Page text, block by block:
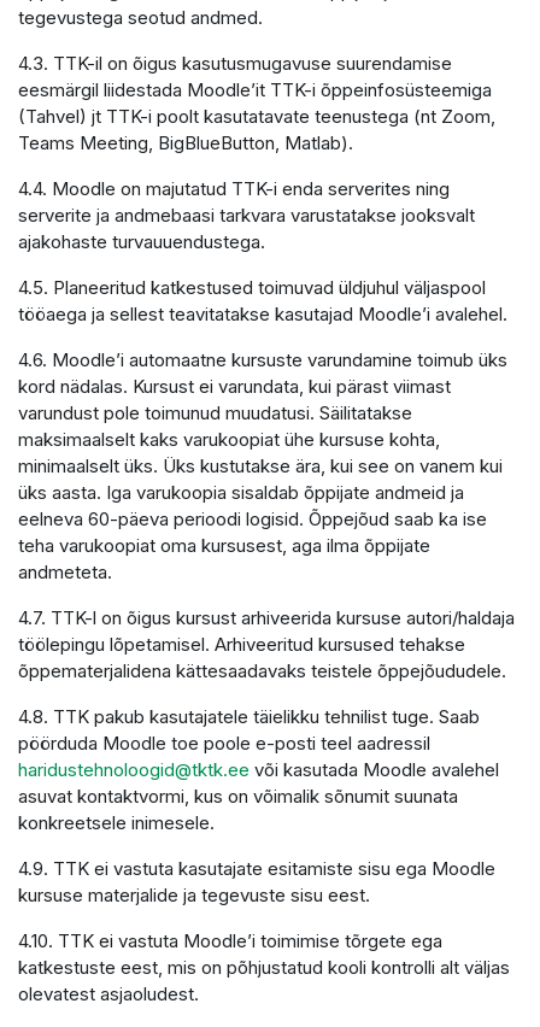
tegevustega seotud andmed.
4.3. TTK-il on õigus kasutusmugavuse suurendamise
eesmärgil liidestada Moodle’it TTK-i õppeinfosüsteemiga
(Tahvel) jt TTK-i poolt kasutatavate teenustega (nt Zoom,
Teams Meeting, BigBlueButton, Matlab).
4.4. Moodle on majutatud TTK-i enda serverites ning
serverite ja andmebaasi tarkvara varustatakse jooksvalt
ajakohaste turvauuendustega.
4.5. Planeeritud katkestused toimuvad üldjuhul väljaspool
tööaega ja sellest teavitatakse kasutajad Moodle’i avalehel.
4.6. Moodle’i automaatne kursuste varundamine toimub üks
kord nädalas. Kursust ei varundata, kui pärast viimast
varundust pole toimunud muudatusi. Säilitatakse
maksimaalselt kaks varukoopiat ühe kursuse kohta,
minimaalselt üks. Üks kustutakse ära, kui see on vanem kui
üks aasta. Iga varukoopia sisaldab õppijate andmeid ja
eelneva 60-päeva perioodi logisid. Õppejõud saab ka ise
teha varukoopiat oma kursusest, aga ilma õppijate
andmeteta.
4.7. TTK-l on õigus kursust arhiveerida kursuse autori/haldaja
töölepingu lõpetamisel. Arhiveeritud kursused tehakse
õppematerjalidena kättesaadavaks teistele õppejõududele.
4.8. TTK pakub kasutajatele täielikku tehnilist tuge. Saab
pöörduda Moodle toe poole e-posti teel aadressil
haridustehnoloogid@tktk.ee või kasutada Moodle avalehel
asuvat kontaktvormi, kus on võimalik sõnumit suunata
konkreetsele inimesele.
4.9. TTK ei vastuta kasutajate esitamiste sisu ega Moodle
kursuse materjalide ja tegevuste sisu eest.
4.10. TTK ei vastuta Moodle’i toimimise tõrgete ega
katkestuste eest, mis on põhjustatud kooli kontrolli alt väljas
olevatest asjaoludest.